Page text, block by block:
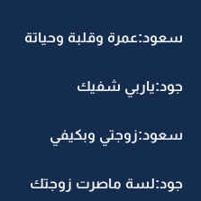
سعود:عمرة وقلبة وحياتة
جود:ياربي شفيك
سعود:زوجتي وبكيفي
جود:لسة ماصرت زوجتك